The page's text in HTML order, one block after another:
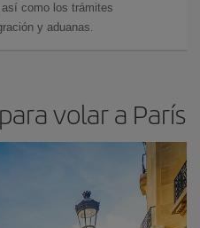
como los trámites
y aduanas.
volar a París